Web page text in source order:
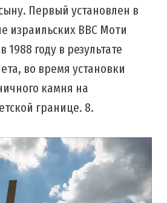
Первый установлен в
израильских ВВС Моти
году в результате
во время установки
камня на
границе. 8.